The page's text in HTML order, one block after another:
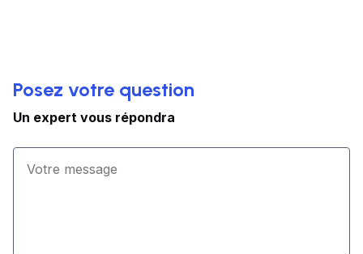
Posez votre question
Un expert vous répondra